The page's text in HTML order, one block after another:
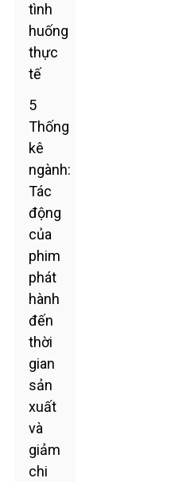
tình
huống
thực
tế
5
Thống
kê
ngành:
Tác
động
của
phim
phát
hành
đến
thời
gian
sản
xuất
và
giảm
chi